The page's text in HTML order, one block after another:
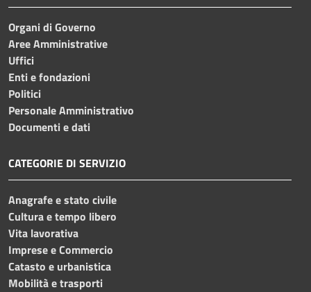
Organi di Governo
Aree Amministrative
Uffici
Enti e fondazioni
Politici
Personale Amministrativo
Documenti e dati
CATEGORIE DI SERVIZIO
Anagrafe e stato civile
Cultura e tempo libero
Vita lavorativa
Imprese e Commercio
Catasto e urbanistica
Mobilità e trasporti